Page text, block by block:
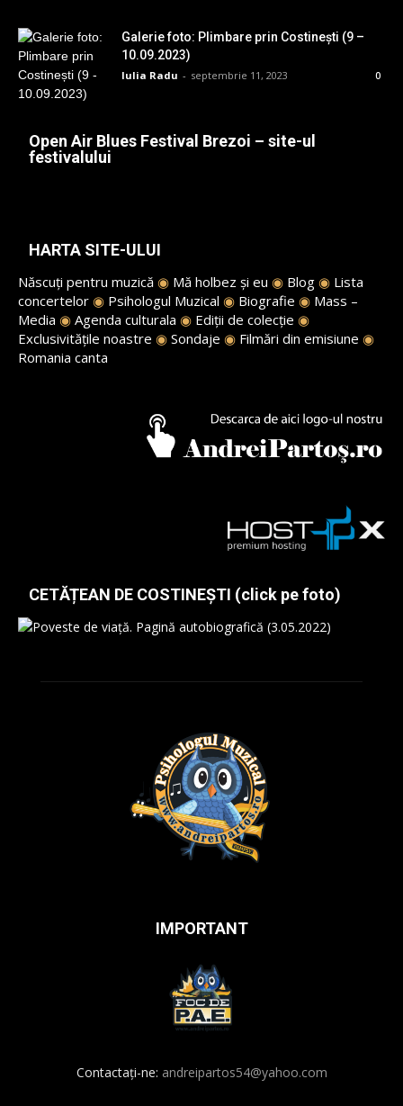
Galerie foto: Plimbare prin Costinești (9 –
10.09.2023)
Iulia Radu - septembrie 11, 2023 0
Open Air Blues Festival Brezoi – site-ul
festivalului
HARTA SITE-ULUI
Născuți pentru muzică ◉ Mă holbez și eu ◉ Blog ◉ Lista
concertelor ◉ Psihologul Muzical ◉ Biografie ◉ Mass –
Media ◉ Agenda culturala ◉ Ediții de colecție ◉
Exclusivitățile noastre ◉ Sondaje ◉ Filmări din emisiune ◉
Romania canta
CETĂȚEAN DE COSTINEȘTI (click pe foto)
IMPORTANT
Contactați-ne: andreipartos54@yahoo.com